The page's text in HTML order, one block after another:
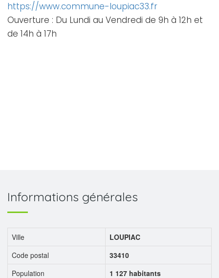
https://www.commune-loupiac33.fr
Ouverture : Du Lundi au Vendredi de 9h à 12h et
de 14h à 17h
Informations générales
Ville
LOUPIAC
Code postal
33410
Population
1 127 habitants